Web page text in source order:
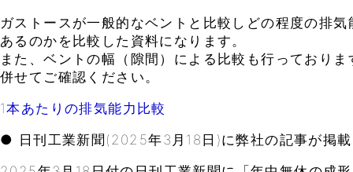
ガストースが一般的なベントと比較しどの程度の排気
あるのかを比較した資料になります。
また、ベントの幅（隙間）による比較も行っておりま
併せてご確認ください。
1本あたりの排気能力比較
● 日刊工業新聞(2025年3月18日)に弊社の記事が掲